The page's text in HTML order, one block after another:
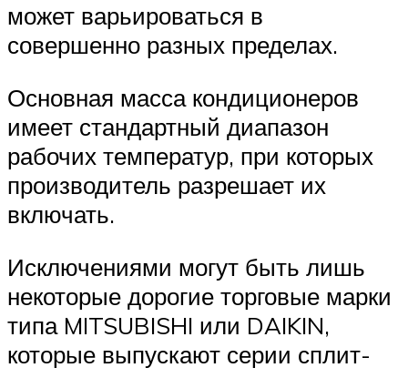
может варьироваться в
совершенно разных пределах.
Основная масса кондиционеров
имеет стандартный диапазон
рабочих температур, при которых
производитель разрешает их
включать.
Исключениями могут быть лишь
некоторые дорогие торговые марки
типа MITSUBISHI или DAIKIN,
которые выпускают серии сплит-